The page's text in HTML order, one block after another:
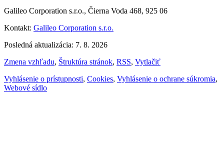
Galileo Corporation s.r.o., Čierna Voda 468, 925 06
Kontakt: Galileo Corporation s.r.o.
Posledná aktualizácia: 7. 8. 2026
Zmena vzhľadu, Štruktúra stránok, RSS, Vytlačiť
Vyhlásenie o prístupnosti, Cookies, Vyhlásenie o ochrane súkromia,
Webové sídlo